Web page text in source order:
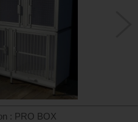
: PRO BOX